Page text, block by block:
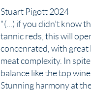
Stuart Pigott 2024
"(...) if you didn’t know
tannic reds, this will
concenrated, with
meat complexity. In
balance like the top
Stunning harmony at